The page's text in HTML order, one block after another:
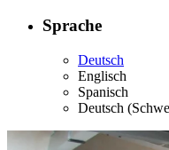
Sprache
Deutsch
Englisch
Spanisch
Deutsch